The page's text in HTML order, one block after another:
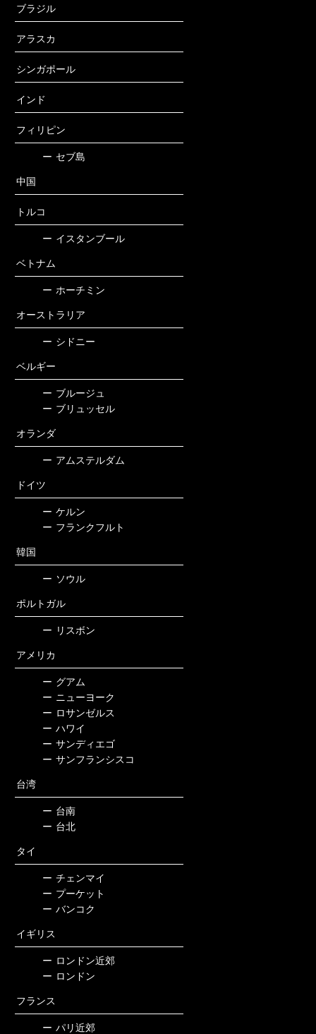
ブラジル
アラスカ
シンガポール
インド
フィリピン
ー セブ島
中国
トルコ
ー イスタンブール
ベトナム
ー ホーチミン
オーストラリア
ー シドニー
ベルギー
ー ブルージュ
ー ブリュッセル
オランダ
ー アムステルダム
ドイツ
ー ケルン
ー フランクフルト
韓国
ー ソウル
ポルトガル
ー リスボン
アメリカ
ー グアム
ー ニューヨーク
ー ロサンゼルス
ー ハワイ
ー サンディエゴ
ー サンフランシスコ
台湾
ー 台南
ー 台北
タイ
ー チェンマイ
ー プーケット
ー バンコク
イギリス
ー ロンドン近郊
ー ロンドン
フランス
ー パリ近郊